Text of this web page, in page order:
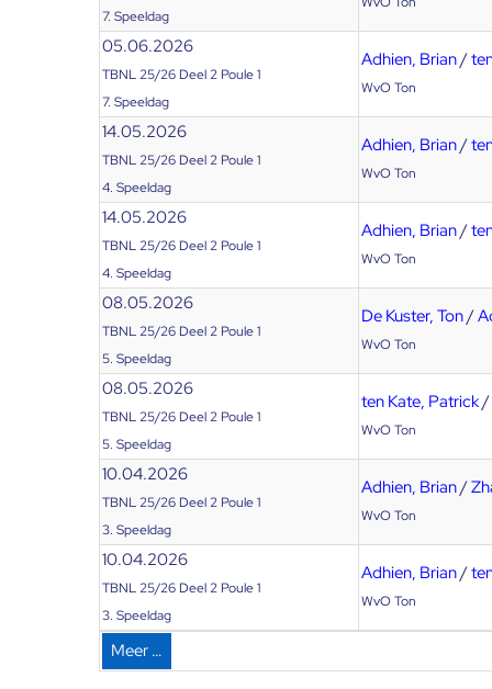
7. Speeldag
05.06.2026
TBNL 25/26 Deel 2 Poule 1
7. Speeldag
Adhien, Brian/
WvO Ton
14.05.2026
TBNL 25/26 Deel 2 Poule 1
4. Speeldag
Adhien, Brian/
WvO Ton
14.05.2026
TBNL 25/26 Deel 2 Poule 1
4. Speeldag
Adhien, Brian/
WvO Ton
08.05.2026
TBNL 25/26 Deel 2 Poule 1
5. Speeldag
De Kuster, Ton/
WvO Ton
08.05.2026
TBNL 25/26 Deel 2 Poule 1
5. Speeldag
ten Kate, Patrick/
WvO Ton
10.04.2026
TBNL 25/26 Deel 2 Poule 1
3. Speeldag
Adhien, Brian/
WvO Ton
10.04.2026
TBNL 25/26 Deel 2 Poule 1
3. Speeldag
Adhien, Brian/
WvO Ton
Meer …